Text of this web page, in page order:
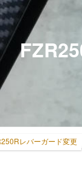
レバーガード変更